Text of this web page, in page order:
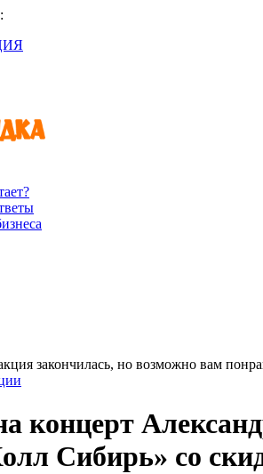
закончилась, но возможно вам
концерт
Сибирь» со